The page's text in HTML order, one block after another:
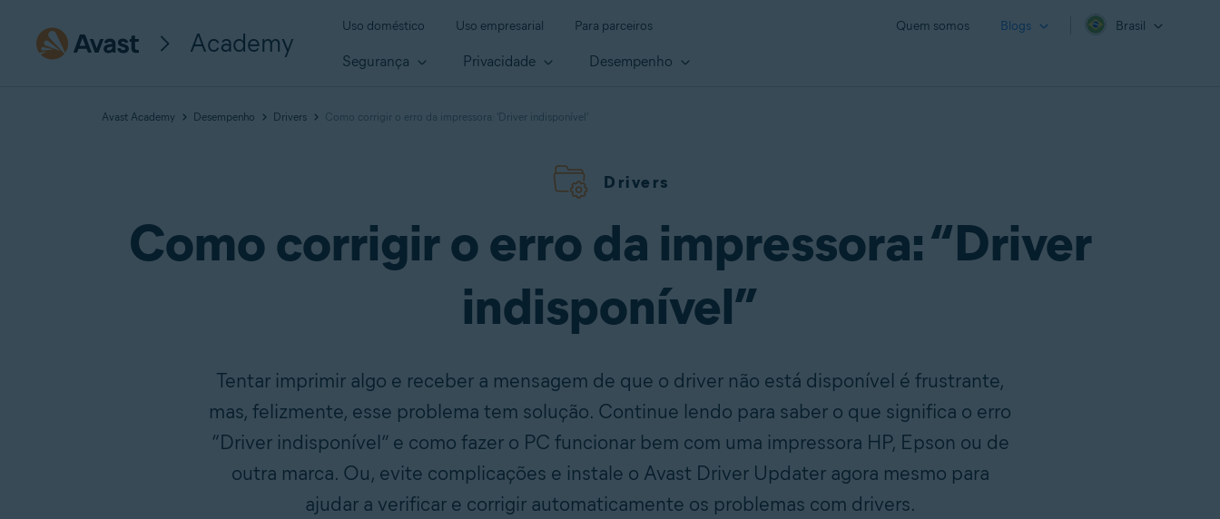
Academy
Uso doméstico Uso empresarial Para parceiros Quem somos Blogs Brasil
Segurança Privacidade Desempenho
Avast Academy Desempenho Drivers Como corrigir o erro da impressora: 'Driver indisponível'
Drivers
Como corrigir o erro da impressora: “Driver
indisponível”
Tentar imprimir algo e receber a mensagem de que o driver não está disponível é frustrante,
mas, felizmente, esse problema tem solução. Continue lendo para saber o que significa o erro
“Driver indisponível” e como fazer o PC funcionar bem com uma impressora HP, Epson ou de
outra marca. Ou, evite complicações e instale o Avast Driver Updater agora mesmo para
ajudar a verificar e corrigir automaticamente os problemas com drivers.